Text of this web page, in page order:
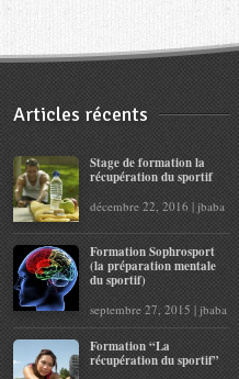
Articles récents
Stage de formation la
récupération du sportif
décembre 22, 2016 | jbaba
Formation Sophrosport
(la préparation mentale
du sportif)
septembre 27, 2015 | jbaba
Formation “La
récupération du sportif”